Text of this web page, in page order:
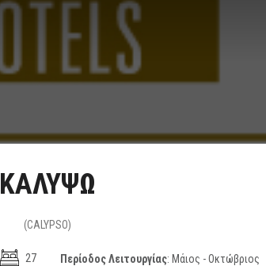
ΚΑΛΥΨΩ
(CALYPSO)
27 Περίοδος Λειτουργίας: Μάιος - Οκτώβριος